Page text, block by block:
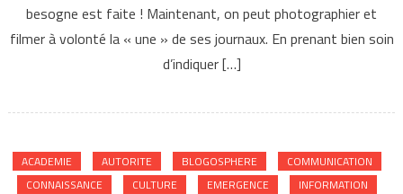
besogne est faite ! Maintenant, on peut photographier et
filmer à volonté la « une » de ses journaux. En prenant bien soin
d’indiquer […]
ACADEMIE AUTORITE BLOGOSPHERE
COMMUNICATION
CONNAISSANCE
CULTURE EMERGENCE
INFORMATION